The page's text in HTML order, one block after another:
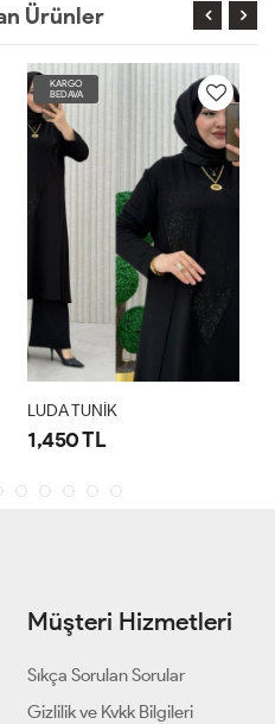
Ürünler
KARGO
BEDAVA
LUDA TUNİK
1,450 TL
Müşteri Hizmetleri
Sıkça Sorulan Sorular
Gizlilik ve Kvkk Bilgileri